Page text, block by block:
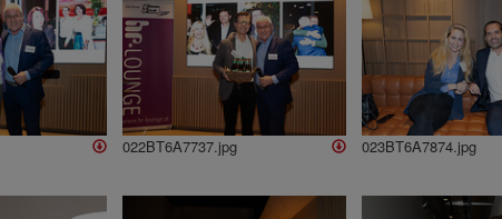
022BT6A7737.jpg 023BT6A7874.jpg